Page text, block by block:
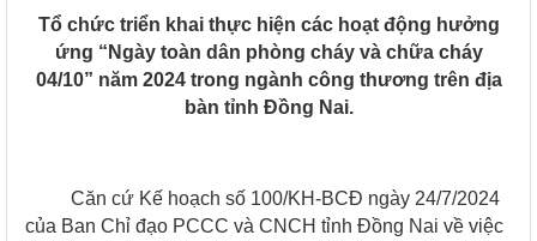
Tổ chức triển khai thực hiện các hoạt động hưởng
ứng “Ngày toàn dân phòng cháy và chữa cháy
04/10” năm 2024 trong ngành công thương trên địa
bàn tỉnh Đồng Nai.
Căn cứ Kế hoạch số 100/KH-BCĐ ngày 24/7/2024
của Ban Chỉ đạo PCCC và CNCH tỉnh Đồng Nai về việc